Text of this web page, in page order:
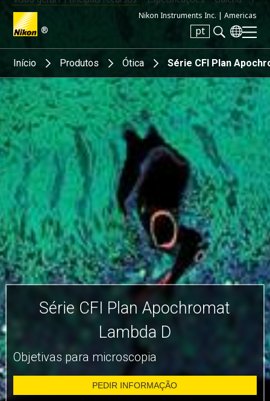
®
Nikon Instruments Inc. | Americas
pt
Search keyword(s)
Início Produtos Ótica Série CFI Plan
Série CFI Plan Apochromat
Lambda D
Objetivas para microscopia
PEDIR INFORMAÇÃO